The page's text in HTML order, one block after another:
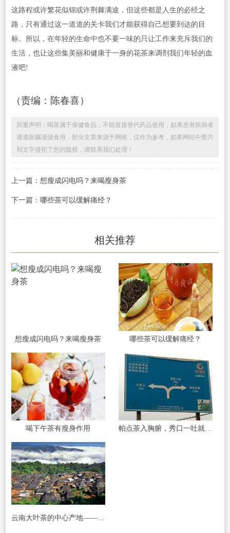
这路程或许繁花似锦或许荆棘满途，但这些都是人生的必经之
路，只有通过这一道道的关卡我们才能获得自己想要到达的目
标。所以，在年轻的生命中也不要一味的只让工作来充斥我们的
生活，也让这些集美丽和健康于一身的花茶来调剂我们年轻的血
液吧!
（责编：陈春喜）
郑重声明：喝茶属于保健食品，不能直接替代药品使用，如果患有疾病者
请遵医嘱谨慎食用，部分文章来源于网络，仅作为参考，如果网站中图片
和文字侵犯了您的版权，请联系我们处理！
上一篇：想瘦成闪电吗？来喝瘦身茶
下一篇：哪些茶可以缓解痛经？
相关推荐
想瘦成闪电吗？来喝瘦身茶 哪些茶可以缓解痛经？
喝下午茶有瘦身作用 帕点茶入胸腑，秀口一吐就是半座布朗山
云南大叶茶的中心产地——基诺古茶山